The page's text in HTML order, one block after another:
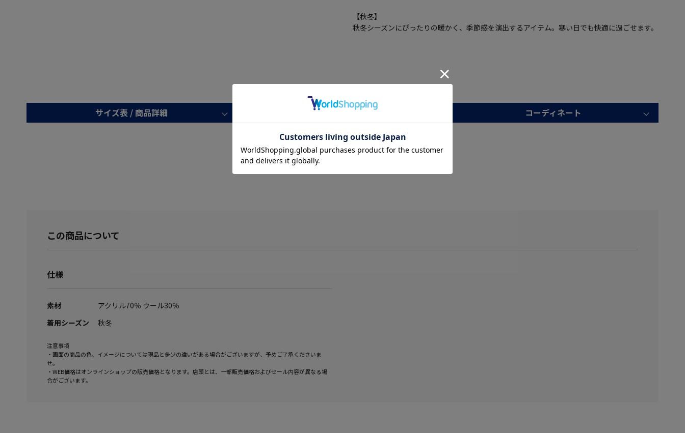
【秋冬】
秋冬シーズンにぴったりの暖かく、季節感を演出するアイテム。寒い日でも快適に過ごせます。
サイズ表 / 商品詳細 レビュー コーディネート
この商品について
仕様
素材
アクリル70％ ウール30％
着用シーズン
秋冬
注意事項
・画面の商品の色、イメージについては現品と多少の違いがある場合がございますが、予めご了承くださいま
せ。
・WEB価格はオンラインショップの販売価格となります。店頭とは、一部販売価格およびセール内容が異なる場
合がございます。